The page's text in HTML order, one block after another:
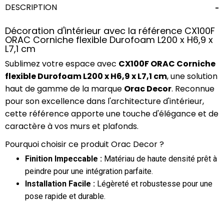
DESCRIPTION
Décoration d'intérieur avec la référence CX100F
ORAC Corniche flexible Durofoam L200 x H6,9 x
L7,1 cm
Sublimez votre espace avec CX100F ORAC Corniche
flexible Durofoam L200 x H6,9 x L7,1 cm, une solution
haut de gamme de la marque Orac Decor. Reconnue
pour son excellence dans l'architecture d'intérieur,
cette référence apporte une touche d'élégance et de
caractère à vos murs et plafonds.
Pourquoi choisir ce produit Orac Decor ?
Finition Impeccable : Matériau de haute densité prêt à
peindre pour une intégration parfaite.
Installation Facile : Légèreté et robustesse pour une
pose rapide et durable.